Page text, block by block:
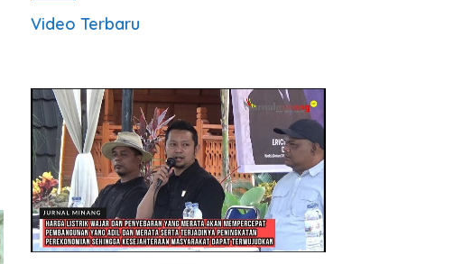
Video Terbaru